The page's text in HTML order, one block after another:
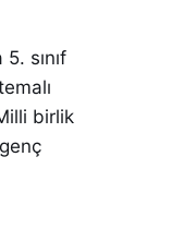
sınıf
birlik